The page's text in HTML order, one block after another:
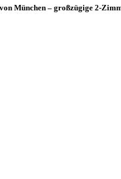
München – großzügige 2-